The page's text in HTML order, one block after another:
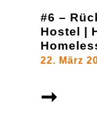
#6 –
Hostel |
22. März
➞